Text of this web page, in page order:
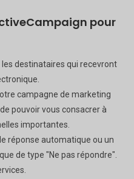
pour
destinataires qui recevront
campagne de marketing
pouvoir vous consacrer à
importantes.
réponse automatique ou un
de type "Ne pas répondre".